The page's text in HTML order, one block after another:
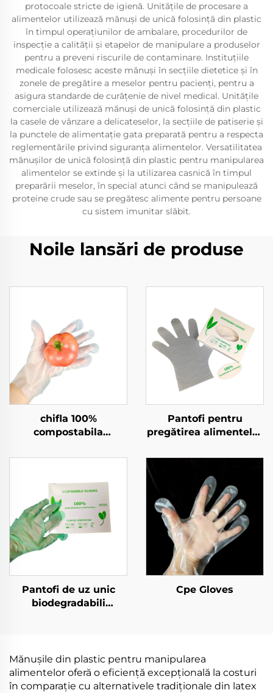
protocoale stricte de igienă. Unitățile de procesare a
alimentelor utilizează mănuși de unică folosință din plastic
în timpul operațiunilor de ambalare, procedurilor de
inspecție a calității și etapelor de manipulare a produselor
pentru a preveni riscurile de contaminare. Instituțiile
medicale folosesc aceste mănuși în secțiile dietetice și în
zonele de pregătire a meselor pentru pacienți, pentru a
asigura standarde de curățenie de nivel medical. Unitățile
comerciale utilizează mănuși de unică folosință din plastic
la casele de vânzare a delicateselor, la secțiile de patiserie și
la punctele de alimentație gata preparată pentru a respecta
reglementările privind siguranța alimentelor. Versatilitatea
mănușilor de unică folosință din plastic pentru manipularea
alimentelor se extinde și la utilizarea casnică în timpul
preparării meselor, în special atunci când se manipulează
proteine crude sau se pregătesc alimente pentru persoane
cu sistem imunitar slăbit.
Noile lansări de produse
chifla 100%
compostabila
Compostabila din
amilorf
Pantofi pentru
pregătirea alimentelor
Biodegradabili și
material PLA PBAT
Amiș de porumb
Pantofi de uz unic
biodegradabili
amido de porumb
Cpe Gloves
Mănușile din plastic pentru manipularea
alimentelor oferă o eficiență excepțională la costuri
în comparație cu alternativele tradiționale din latex